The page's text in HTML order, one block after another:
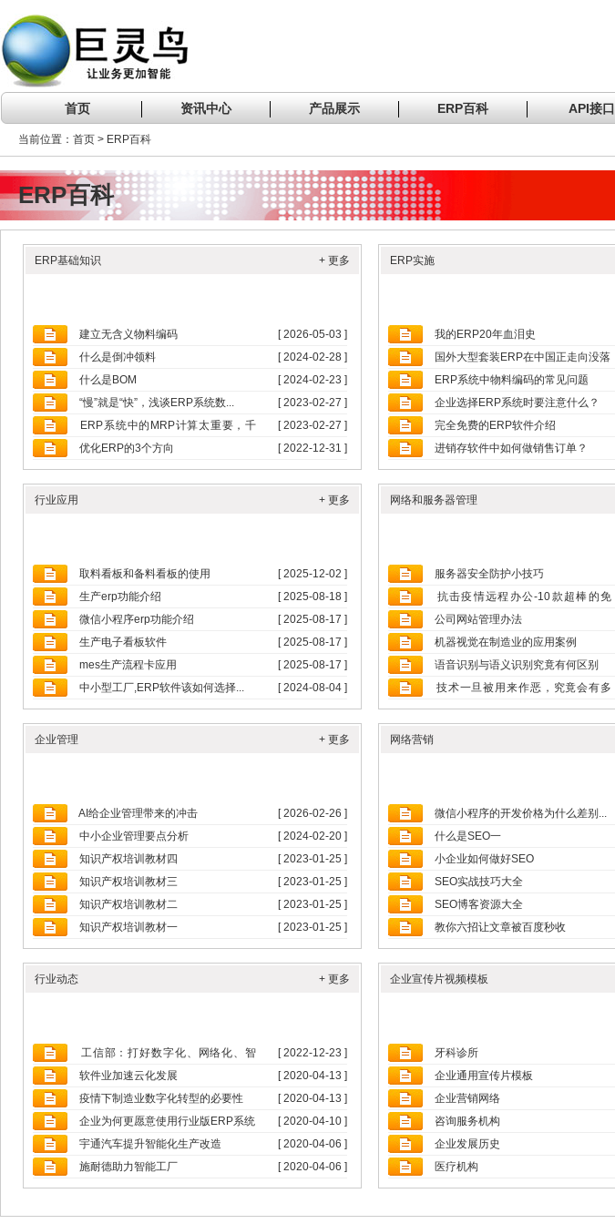
首页 资讯中心 产品展示 ERP百科 API接口
当前位置：首页 > ERP百科
ERP百科
ERP基础知识 + 更多
[ 2026-05-03 ]
建立无含义物料编码
[ 2024-02-28 ]
什么是倒冲领料
[ 2024-02-23 ]
什么是BOM
[ 2023-02-27 ]
“慢”就是“快”，浅谈ERP系统数...
[ 2023-02-27 ]
ERP系统中的MRP计算太重要，千
万要...
[ 2022-12-31 ]
优化ERP的3个方向
ERP实施
我的ERP20年血泪史
国外大型套装ERP在中国正走向没落
ERP系统中物料编码的常见问题
企业选择ERP系统时要注意什么？
完全免费的ERP软件介绍
进销存软件中如何做销售订单？
行业应用 + 更多
[ 2025-12-02 ]
取料看板和备料看板的使用
[ 2025-08-18 ]
生产erp功能介绍
[ 2025-08-17 ]
微信小程序erp功能介绍
[ 2025-08-17 ]
生产电子看板软件
[ 2025-08-17 ]
mes生产流程卡应用
[ 2024-08-04 ]
中小型工厂,ERP软件该如何选择...
网络和服务器管理
服务器安全防护小技巧
抗击疫情远程办公-10款超棒的免
费...
公司网站管理办法
机器视觉在制造业的应用案例
语音识别与语义识别究竟有何区别
技术一旦被用来作恶，究竟会有多
可...
企业管理 + 更多
[ 2026-02-26 ]
AI给企业管理带来的冲击
[ 2024-02-20 ]
中小企业管理要点分析
[ 2023-01-25 ]
知识产权培训教材四
[ 2023-01-25 ]
知识产权培训教材三
[ 2023-01-25 ]
知识产权培训教材二
[ 2023-01-25 ]
知识产权培训教材一
网络营销
微信小程序的开发价格为什么差别...
什么是SEO一
小企业如何做好SEO
SEO实战技巧大全
SEO博客资源大全
教你六招让文章被百度秒收
行业动态 + 更多
[ 2022-12-23 ]
工信部：打好数字化、网络化、智
能...
[ 2020-04-13 ]
软件业加速云化发展
[ 2020-04-13 ]
疫情下制造业数字化转型的必要性
[ 2020-04-10 ]
企业为何更愿意使用行业版ERP系统
[ 2020-04-06 ]
宇通汽车提升智能化生产改造
[ 2020-04-06 ]
施耐德助力智能工厂
企业宣传片视频模板
牙科诊所
企业通用宣传片模板
企业营销网络
咨询服务机构
企业发展历史
医疗机构